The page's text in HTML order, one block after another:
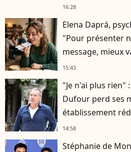
16:28
Elena Daprá,
"Pour présenter
message, mieux
15:43
"Je n'ai plus rien"
Dufour perd ses
établissement
14:58
Stéphanie de